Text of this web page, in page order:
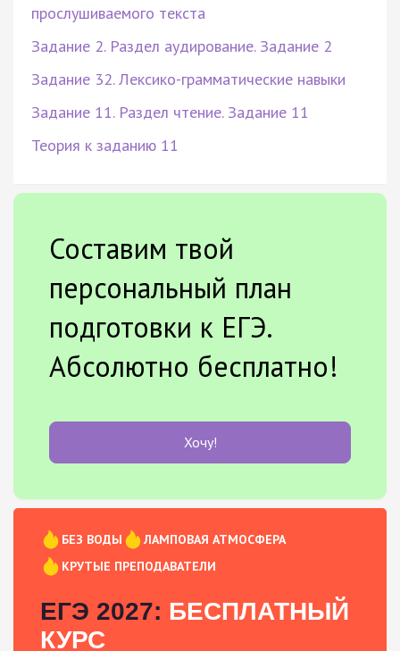
прослушиваемого текста
Задание 2. Раздел аудирование. Задание 2
Задание 32. Лексико-грамматические навыки
Задание 11. Раздел чтение. Задание 11
Теория к заданию 11
Составим твой
персональный план
подготовки к ЕГЭ.
Абсолютно бесплатно!
Хочу!
БЕЗ ВОДЫ
ЛАМПОВАЯ АТМОСФЕРА
КРУТЫЕ ПРЕПОДАВАТЕЛИ
ЕГЭ 2027: БЕСПЛАТНЫЙ
КУРС